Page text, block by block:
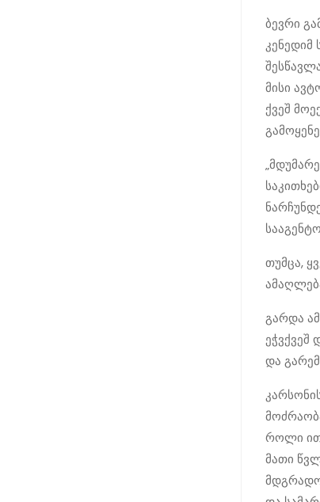
ბევრი
კენედიმ
მისი
ქვეშ
თუმცა,
გარდა
და
როლი
მათი